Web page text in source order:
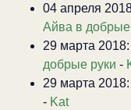
04 апреля
Айва в добрые
29 марта 2018:
добрые руки -
29 марта 2018:
- Kat